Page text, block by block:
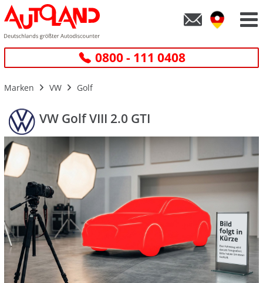
0800 - 111 0408
Marken VW Golf
VW Golf VIII 2.0 GTI